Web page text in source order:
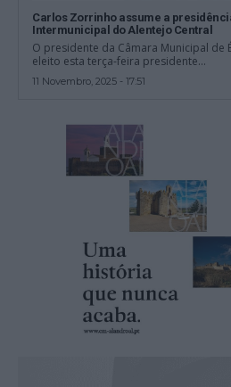
Carlos Zorrinho assume a
Intermunicipal do Alentejo Central
O presidente da Câmara Municipal de
eleito esta terça-feira presidente...
11 Novembro, 2025 - 17:51